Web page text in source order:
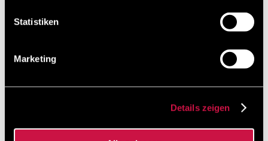
Statistiken
Marketing
Details zeigen
Klimatisiertes Hotel
Check-In: 14.00h
Nicht-Raucher-Hotel